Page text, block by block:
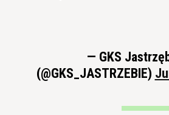
— GKS
(@GKS_JASTRZEBIE)